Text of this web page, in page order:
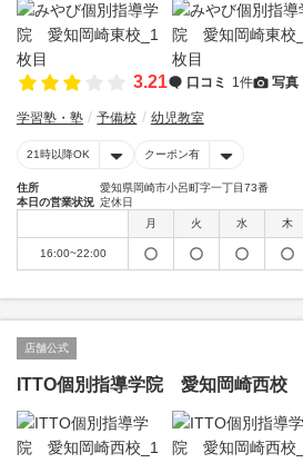
3.21 口コミ 1件 写真
学習塾・塾 予備校 幼児教室
21時以降OK クーポン有
住所
愛知県岡崎市小呂町字一丁目73番
本日の営業状況 定休日
月
火 水 木
16:00~22:00
店舗公式
ITTO個別指導学院 愛知岡崎西校